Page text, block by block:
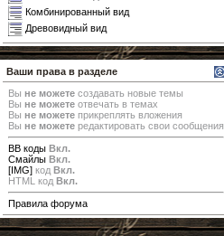
Комбинированный вид
Древовидный вид
Ваши права в разделе
Вы не можете создавать новые темы
Вы не можете отвечать в темах
Вы не можете прикреплять вложения
Вы не можете редактировать свои сообщения
BB коды Вкл.
Смайлы Вкл.
[IMG] код Вкл.
HTML код Вкл.
Правила форума